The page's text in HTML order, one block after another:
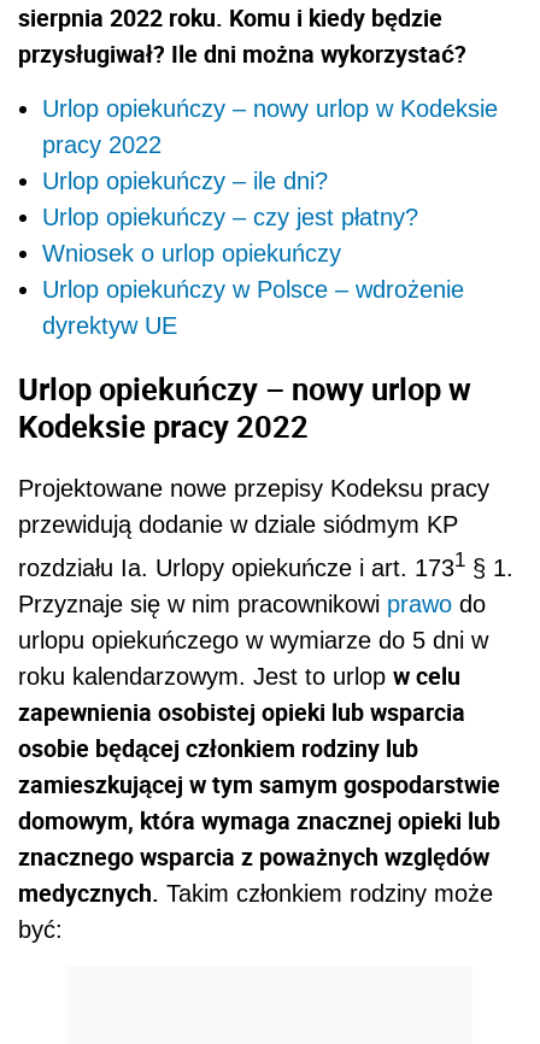
sierpnia 2022 roku. Komu i kiedy będzie
przysługiwał? Ile dni można wykorzystać?
Urlop opiekuńczy – nowy urlop w Kodeksie
pracy 2022
Urlop opiekuńczy – ile dni?
Urlop opiekuńczy – czy jest płatny?
Wniosek o urlop opiekuńczy
Urlop opiekuńczy w Polsce – wdrożenie
dyrektyw UE
Urlop opiekuńczy – nowy urlop w
Kodeksie pracy 2022
Projektowane nowe przepisy Kodeksu pracy
przewidują dodanie w dziale siódmym KP
rozdziału Ia. Urlopy opiekuńcze i art. 1731 § 1.
Przyznaje się w nim pracownikowi prawo do
urlopu opiekuńczego w wymiarze do 5 dni w
roku kalendarzowym. Jest to urlop w celu
zapewnienia osobistej opieki lub wsparcia
osobie będącej członkiem rodziny lub
zamieszkującej w tym samym gospodarstwie
domowym, która wymaga znacznej opieki lub
znacznego wsparcia z poważnych względów
medycznych. Takim członkiem rodziny może
być: